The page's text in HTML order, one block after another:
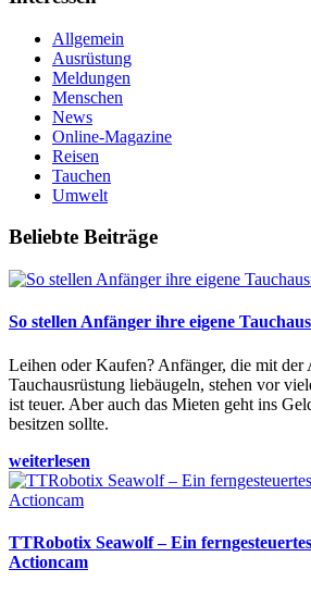
Allgemein
Ausrüstung
Meldungen
Menschen
News
Online-Magazine
Reisen
Tauchen
Umwelt
Beliebte Beiträge
So stellen Anfänger ihre eigene
Leihen oder Kaufen? Anfänger, die mit der
Tauchausrüstung liebäugeln, stehen vor
ist teuer. Aber auch das Mieten geht ins
besitzen sollte.
weiterlesen
TTRobotix Seawolf – Ein
Actioncam